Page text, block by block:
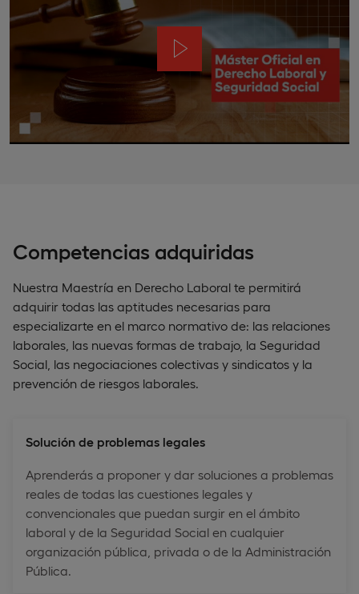
Competencias adquiridas
Nuestra Maestría en Derecho Laboral te permitirá
adquirir todas las aptitudes necesarias para
especializarte en el marco normativo de: las relaciones
laborales, las nuevas formas de trabajo, la Seguridad
Social, las negociaciones colectivas y sindicatos y la
prevención de riesgos laborales.
Solución de problemas legales
Aprenderás a proponer y dar soluciones a problemas
reales de todas las cuestiones legales y
convencionales que puedan surgir en el ámbito
laboral y de la Seguridad Social en cualquier
organización pública, privada o de la Administración
Pública.